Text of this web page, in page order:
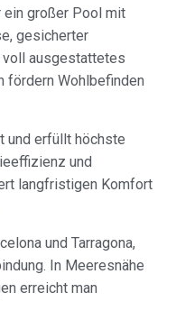
ein großer Pool mit
gesicherter
voll ausgestattetes
fördern Wohlbefinden
und erfüllt höchste
und
langfristigen Komfort
und Tarragona,
In Meeresnähe
erreicht man
Analyse des
Die durch diese Art
werden
zu messen, um
Benutzer des Dienstes
es uns, die
zu speichern, um
zu verbessern und
Erlebnis zu
Informationen über
des
seiner